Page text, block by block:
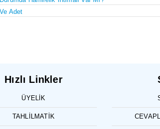
Adet
Hızlı Linkler
ÜYELIK
TAHLILMATIK